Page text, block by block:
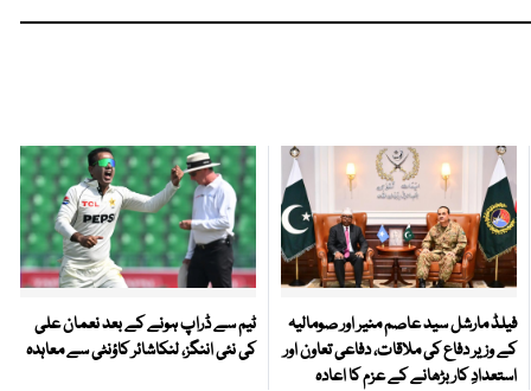
فیلڈ مارشل سید عاصم منیر اور صومالیہ
کے وزیر دفاع کی ملاقات، دفاعی تعاون اور
استعدادِ کار بڑھانے کے عزم کا اعادہ
ٹیم سے ڈراپ ہونے کے بعد نعمان علی
کی نئی اننگز، لنکاشائر کاؤنٹی سے معاہدہ